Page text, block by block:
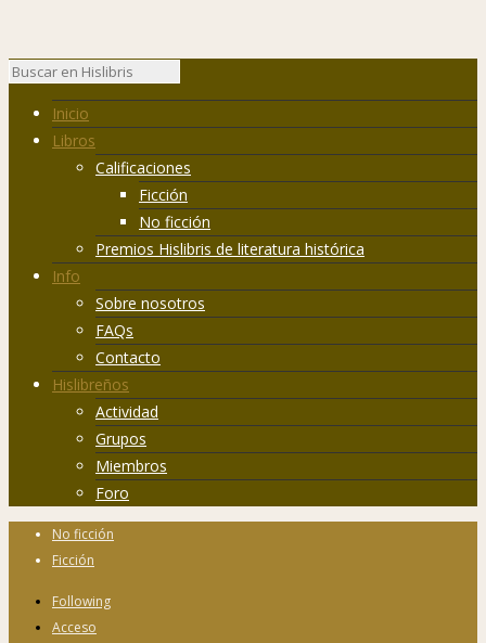
Inicio
Libros
Calificaciones
Ficción
No ficción
Premios Hislibris de literatura histórica
Info
Sobre nosotros
FAQs
Contacto
Hislibreños
Actividad
Grupos
Miembros
Foro
No ficción
Ficción
Following
Acceso